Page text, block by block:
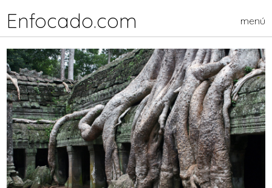
Enfocado.com menú